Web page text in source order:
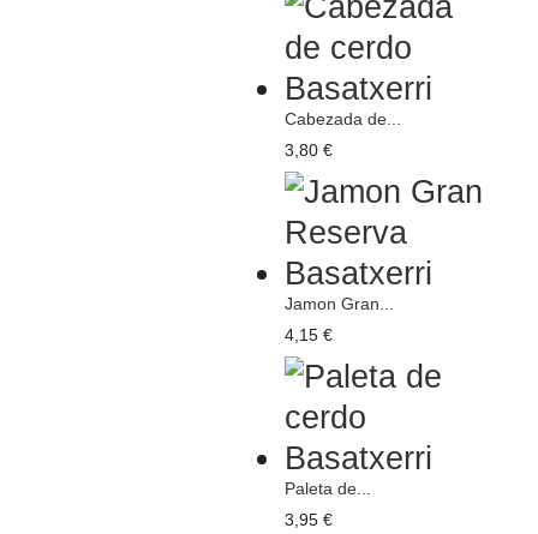
Cabezada de...
3,80 €
Jamon Gran...
4,15 €
Paleta de...
3,95 €